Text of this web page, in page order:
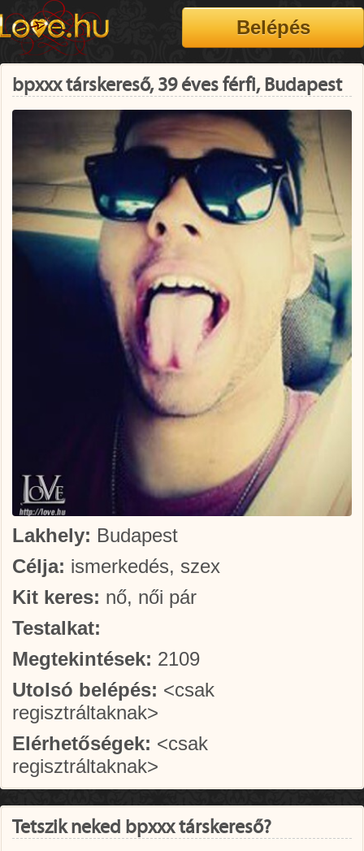
bpxxx társkereső, 39 éves férfi, Budapest
Lakhely: Budapest
Célja: ismerkedés, szex
Kit keres: nő, női pár
Testalkat:
Megtekintések: 2109
Utolsó belépés: <csak
regisztráltaknak>
Elérhetőségek: <csak
regisztráltaknak>
Tetszik neked bpxxx társkereső?